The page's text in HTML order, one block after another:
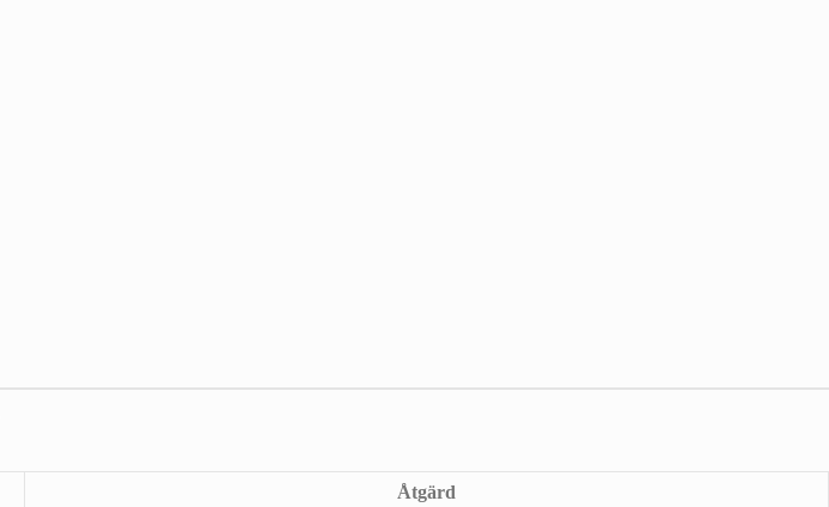
Åtgärd